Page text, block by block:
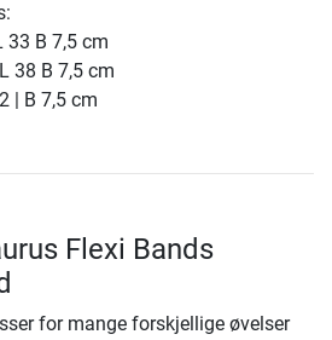
33 B 7,5 cm
38 B 7,5 cm
| B 7,5 cm
Flexi Bands
for mange forskjellige øvelser